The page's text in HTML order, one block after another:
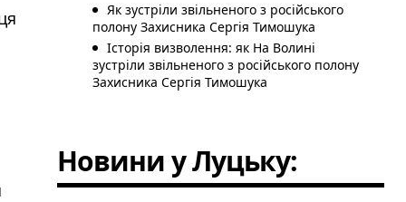
Як зустріли звільненого з російського
полону Захисника Сергія Тимошука
Історія визволення: як На Волині
зустріли звільненого з російського полону
Захисника Сергія Тимошука
Новини у Луцьку: